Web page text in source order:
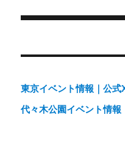
r
稿
ビ
ゲ
東京イベント情報｜公式
代々木公園イベント情